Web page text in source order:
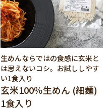
生めんならではの食感に玄米と
は思えないコシ。お試ししやす
い1食入り
玄米100％生めん (細麺)
1食入り